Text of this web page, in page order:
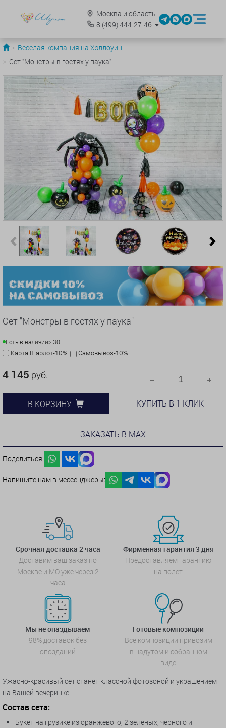
Москва и область
8 (499)444-27-46
Веселая компания на Хэллоуин
Сет "Монстры в гостях у паука"
Previous
Сет "Монстры в гостях у паука"
Есть в наличии> 30
Карта Шарлот-10% Самовывоз-10%
4 145 руб.
В КОРЗИНУ КУПИТЬ В 1 КЛИК
ЗАКАЗАТЬ В MAX
Поделиться:
Напишите нам в мессенджеры:
Срочная доставка 2 часа
Доставим ваш заказ по
Москве и МО уже через 2
часа
Фирменная гарантия 3 дня
Предоставляем гарантию
на полет
Мы не опаздываем
98% доставок без
опозданий
Готовые композиции
Все композиции привозим
в надутом и собранном
виде
Ужасно-красивый сет станет классной фотозоной и украшением
на Вашей вечеринке
Состав сета:
Букет на грузике из оранжевого, 2 зеленых, черного и